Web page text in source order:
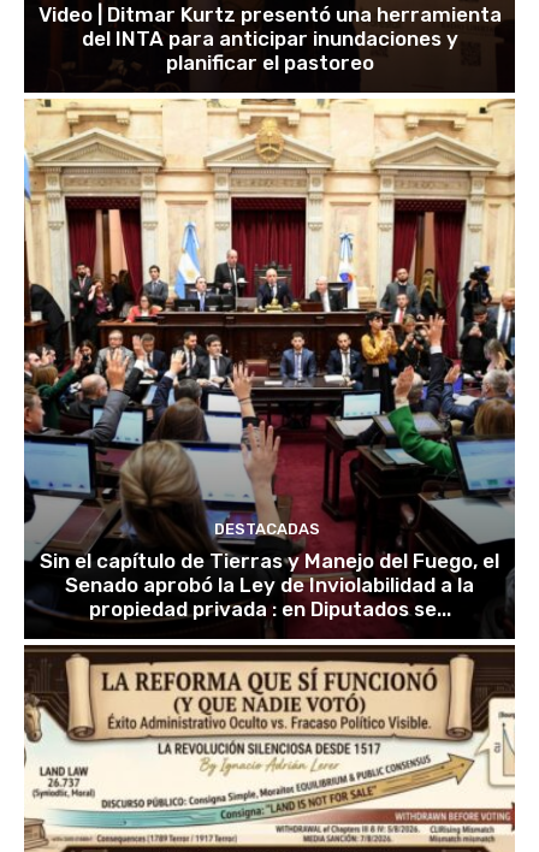
Video | Ditmar Kurtz presentó una herramienta
del INTA para anticipar inundaciones y
planificar el pastoreo
DESTACADAS
Sin el capítulo de Tierras y Manejo del Fuego, el
Senado aprobó la Ley de Inviolabilidad a la
propiedad privada : en Diputados se...